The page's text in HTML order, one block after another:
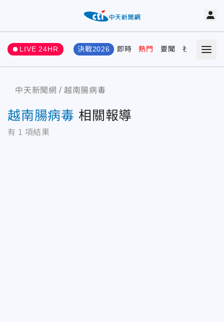
LIVE 24HR 決戰2026 即時 熱門 要聞 社會 娛樂
中天新聞網 越南腸病毒
越南腸病毒 相關報導
有 1 項結果